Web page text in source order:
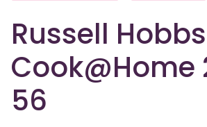
Russell Hobbs
Cook@Home
56